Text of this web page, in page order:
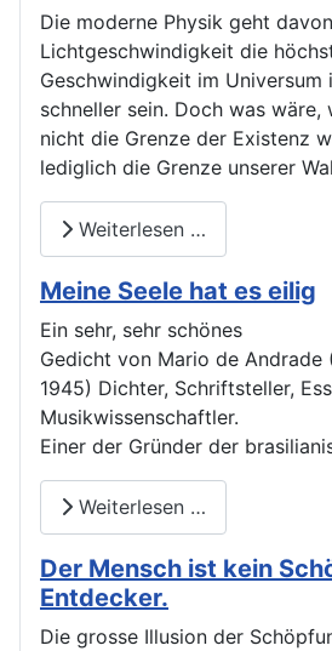
Die moderne Physik geht
Lichtgeschwindigkeit die
Geschwindigkeit im Universum
schneller sein. Doch was wäre,
nicht die Grenze der Existenz
lediglich die Grenze unserer
Weiterlesen …
Meine Seele hat es eilig
Ein sehr, sehr schönes
Gedicht von Mario de Andrade
1945) Dichter, Schriftsteller,
Musikwissenschaftler.
Einer der Gründer der
Weiterlesen …
Der Mensch ist kein
Entdecker.
Die grosse Illusion der